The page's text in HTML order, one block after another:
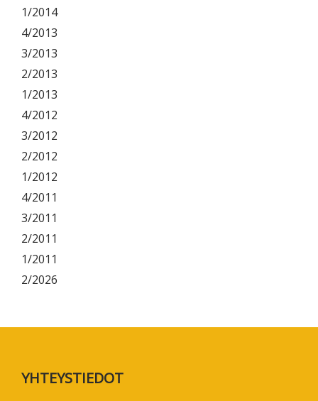
1/2014
4/2013
3/2013
2/2013
1/2013
4/2012
3/2012
2/2012
1/2012
4/2011
3/2011
2/2011
1/2011
2/2026
Footer
YHTEYSTIEDOT